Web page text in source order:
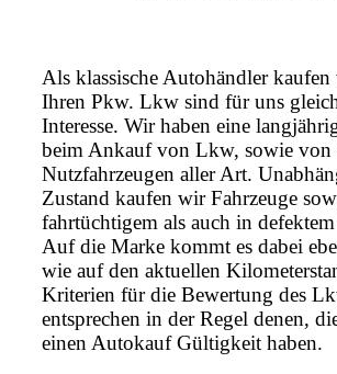
Als klassische Autohändler
Ihren Pkw. Lkw sind für uns
Interesse. Wir haben eine
beim Ankauf von Lkw, sowie von
Nutzfahrzeugen aller Art.
Zustand kaufen wir Fahrzeuge
fahrtüchtigem als auch in
Auf die Marke kommt es dabei
wie auf den aktuellen
Kriterien für die Bewertung des
entsprechen in der Regel denen,
einen Autokauf Gültigkeit haben.